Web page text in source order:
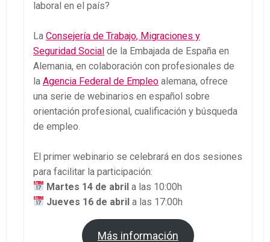
laboral en el país?
La Consejería de Trabajo, Migraciones y
Seguridad Social de la Embajada de España en
Alemania, en colaboración con profesionales de
la Agencia Federal de Empleo alemana, ofrece
una serie de webinarios en español sobre
orientación profesional, cualificación y búsqueda
de empleo.
El primer webinario se celebrará en dos sesiones
para facilitar la participación:
Martes 14 de abril a las 10:00h
Jueves 16 de abril a las 17:00h
Más información